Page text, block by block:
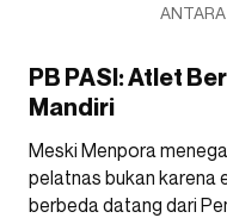
PB PASI: Atlet
Mandiri
Meski Menpora
pelatnas bukan karena
berbeda datang dari